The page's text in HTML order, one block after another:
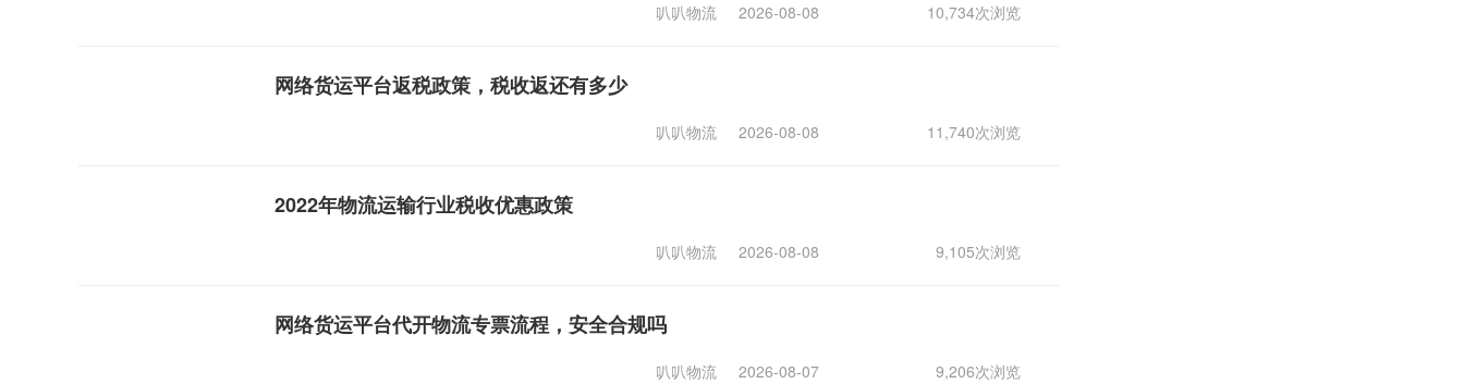
叭叭物流 2026-08-08 10,734次浏览
网络货运平台返税政策，税收返还有多少
叭叭物流 2026-08-08 11,740次浏览
2022年物流运输行业税收优惠政策
叭叭物流 2026-08-08 9,105次浏览
网络货运平台代开物流专票流程，安全合规吗
叭叭物流 2026-08-07 9,206次浏览